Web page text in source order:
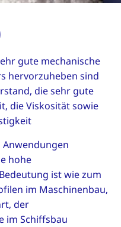
gute mechanische
hervorzuheben sind
die sehr gute
die Viskosität sowie
hohe
ist wie zum
im Maschinenbau,
der
im Schiffsbau